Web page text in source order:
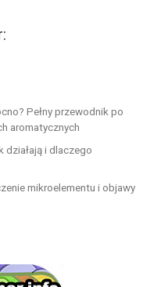
Pełny przewodnik po
aromatycznych
działają i dlaczego
mikroelementu i objawy